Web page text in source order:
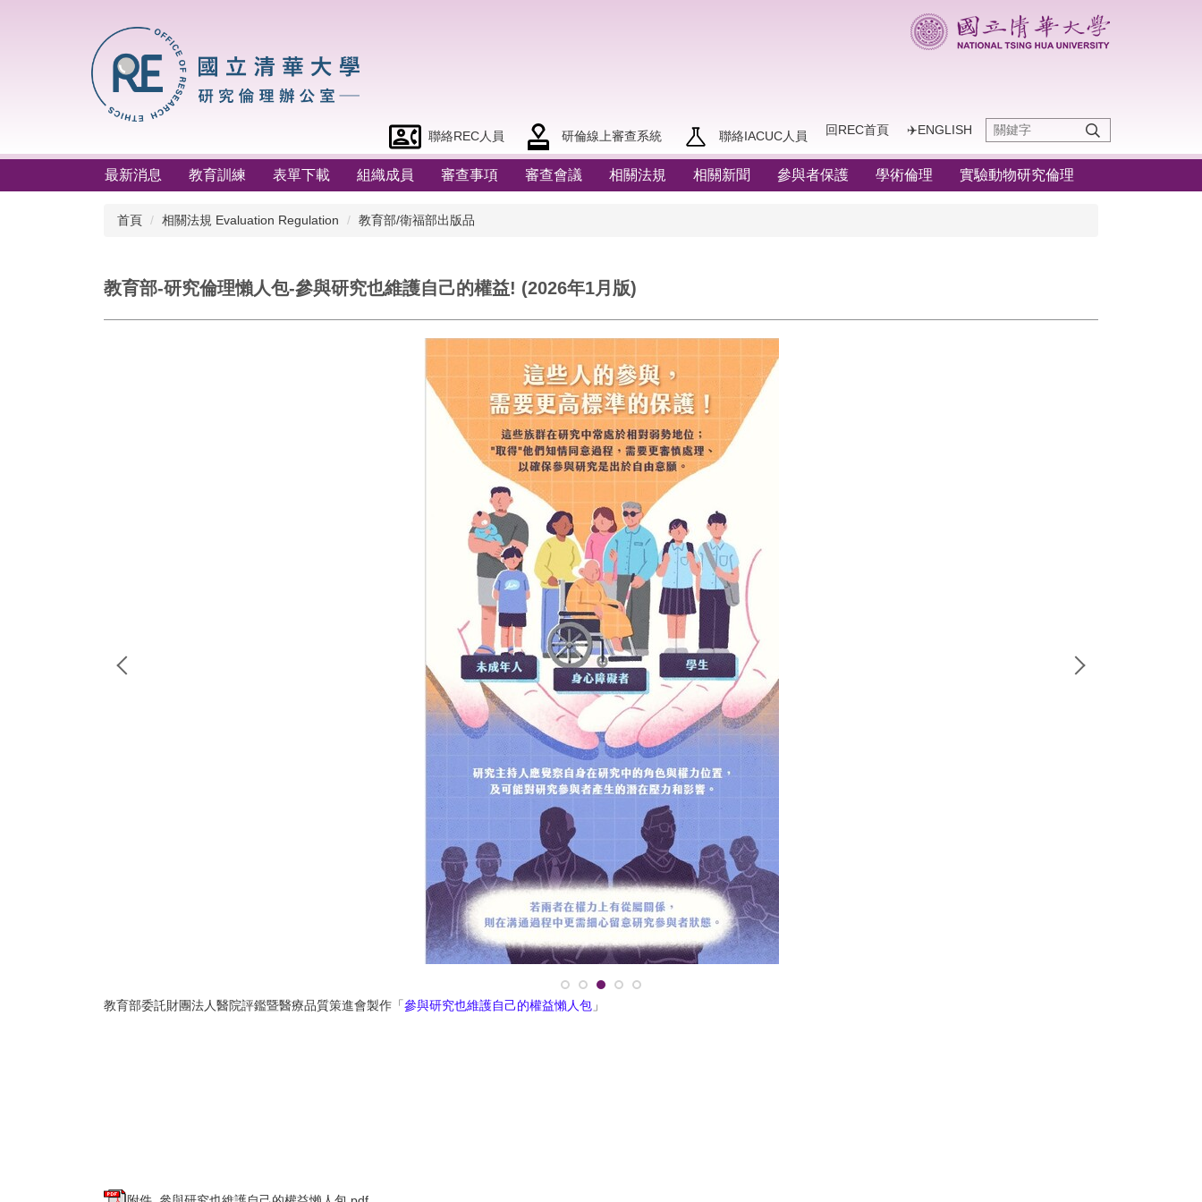
聯絡REC人員 研倫線上審查系統 聯絡IACUC人員 回REC首頁 ✈️ENGLISH
最新消息 教育訓練 表單下載 組織成員 審查事項 審查會議 相關法規 相關新聞 參與者保護 學術倫理 實驗動物研究倫理
首頁 相關法規 Evaluation Regulation 教育部/衛福部出版品
教育部-研究倫理懶人包-參與研究也維護自己的權益! (2026年1月版)
教育部委託財團法人醫院評鑑暨醫療品質策進會製作「 參與研究也維護自己的權益懶人包 」